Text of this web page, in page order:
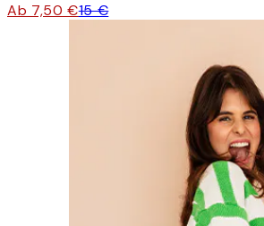
Ab 7,50 €15 €